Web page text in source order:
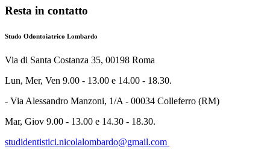
Resta in contatto
Studo Odontoiatrico Lombardo
Via di Santa Costanza 35, 00198 Roma
Lun, Mer, Ven 9.00 - 13.00 e 14.00 - 18.30.
- Via Alessandro Manzoni, 1/A - 00034 Colleferro (RM)
Mar, Giov 9.00 - 13.00 e 14.30 - 18.30.
studidentistici.nicolalombardo@gmail.com